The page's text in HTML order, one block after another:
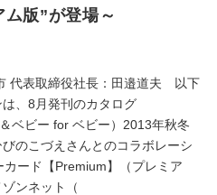
ム版”が登場～
代表取締役社長：田邉道夫 以下
、8月発刊のカタログ
ベビー for ベビー）2013年秋冬
のこづえさんとのコラボレーシ
ード【Premium】（プレミア
ンネット（